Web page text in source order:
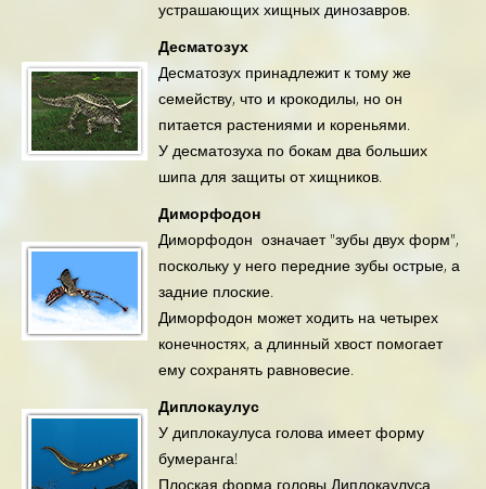
устрашающих хищных динозавров.
Десматозух
Десматозух принадлежит к тому же
семейству, что и крокодилы, но он
питается растениями и кореньями.
У десматозуха по бокам два больших
шипа для защиты от хищников.
Диморфодон
Диморфодон означает "зубы двух форм",
поскольку у него передние зубы острые, а
задние плоские.
Диморфодон может ходить на четырех
конечностях, а длинный хвост помогает
ему сохранять равновесие.
Диплокаулус
У диплокаулуса голова имеет форму
бумеранга!
Плоская форма головы Диплокаулуса